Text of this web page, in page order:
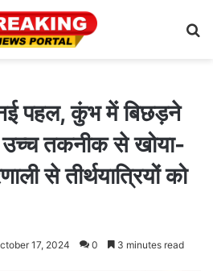
पहल, कुंभ में बिछड़ने
तकनीक से खोया-
से तीर्थयात्रियों को
17, 2024 0 3 minutes read